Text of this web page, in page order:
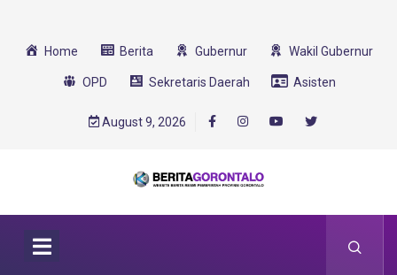
Home Berita Gubernur Wakil Gubernur
OPD Sekretaris Daerah Asisten
August 9, 2026